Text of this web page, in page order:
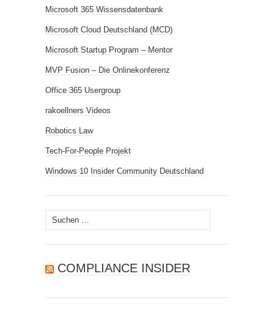
Microsoft 365 Wissensdatenbank
Microsoft Cloud Deutschland (MCD)
Microsoft Startup Program – Mentor
MVP Fusion – Die Onlinekonferenz
Office 365 Usergroup
rakoellners Videos
Robotics Law
Tech-For-People Projekt
Windows 10 Insider Community Deutschland
Suchen
nach:
COMPLIANCE INSIDER